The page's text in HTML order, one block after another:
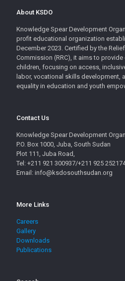
About KSDO
Knowledge Spear Development
profit educational organization
December 2023. Certified by the
Commission (RRC), it aims to
children, focusing on access,
labor, vocational skills development,
equality in education and youth
Contact Us
Knowledge Spear Development
P.O. Box 1000, Juba, South Sudan
Plot 111, Juba Road,
Tel: +211 921 300937/+211 925
Email: info@ksdosouthsudan.org
More Links
Careers
Gallery
Downloads
Publications